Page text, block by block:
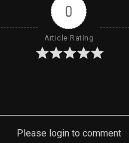
0
Article Rating
Please login to comment